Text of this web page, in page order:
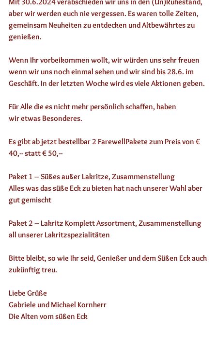
aber wir werden euch nie vergessen. Es waren tolle Zeiten,
gemeinsam Neuheiten zu entdecken und Altbewährtes zu
genießen.
Wenn Ihr vorbeikommen wollt, wir würden uns sehr freuen
wenn wir uns noch einmal sehen und wir sind bis 28.6. im
Geschäft. In der letzten Woche wird es viele Aktionen geben.
Für Alle die es nicht mehr persönlich schaffen, haben
wir etwas Besonderes.
Es gibt ab jetzt bestellbar 2 FarewellPakete zum Preis von €
40,-- statt € 50,--
Paket 1 – Süßes außer Lakritze, Zusammenstellung
Alles was das süße Eck zu bieten hat nach unserer Wahl aber
gut gemischt
Paket 2 – Lakritz Komplett Assortment, Zusammenstellung
all unserer Lakritzspezialitäten
Bitte bleibt, so wie Ihr seid, Genießer und dem Süßen Eck auch
zukünftig treu.
Liebe Grüße
Gabriele und Michael Kornherr
Die Alten vom süßen Eck